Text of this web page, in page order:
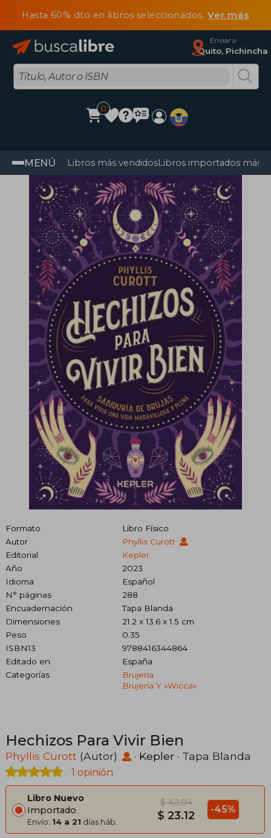
Hasta 60% dto en libros seleccionadosVer más
Enviar a
Quito, Pichincha
0
MENÚ Libros más vendidosLibros importados más
Formato
Libro Físico
Autor
Phyllis Curott
Editorial
Kepler
Año
2023
Idioma
Español
N° páginas
288
Encuadernación
Tapa Blanda
Dimensiones
21.2 x 13.6 x 1.5 cm
Peso
0.35
ISBN13
9788416344864
Editado en
España
Categorías
Brujería
Brujería Y «wicca»
Hechizos Para Vivir Bien
Phyllis Curott (Autor) · Kepler · Tapa Blanda
1 opinión
Libro Nuevo
Importado
Envío: 14 a 21 días háb.
$ 42.04
$ 23.12 -45%